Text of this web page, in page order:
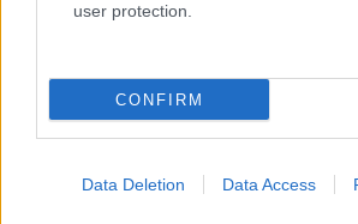
user protection.
CONFIRM
Data Deletion Data Access